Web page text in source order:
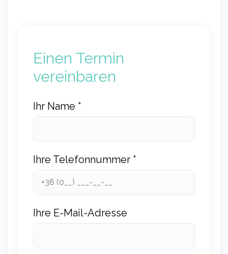
Einen Termin
vereinbaren
Ihr Name *
Ihre Telefonnummer *
Ihre E-Mail-Adresse